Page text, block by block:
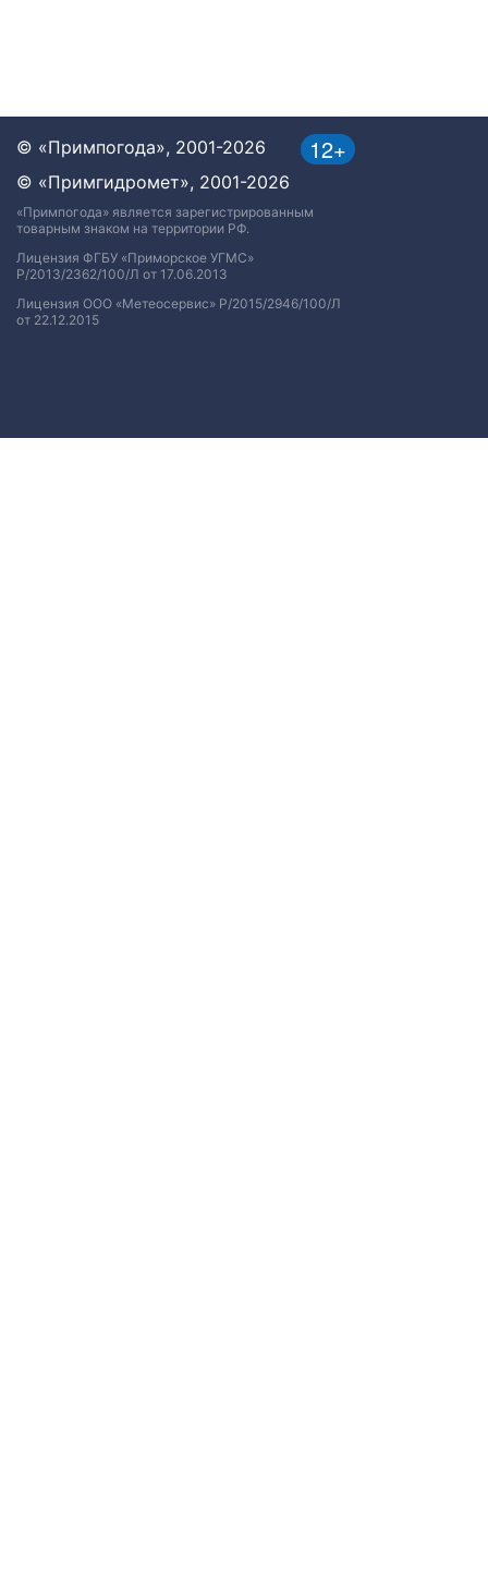
12+
© «Примпогода», 2001-2026
© «Примгидромет», 2001-2026
«Примпогода» является зарегистрированным
товарным знаком на территории РФ.
Лицензия ФГБУ «Приморское УГМС»
Р/2013/2362/100/Л от 17.06.2013
Лицензия ООО «Метеосервис» Р/2015/2946/100/Л
от 22.12.2015